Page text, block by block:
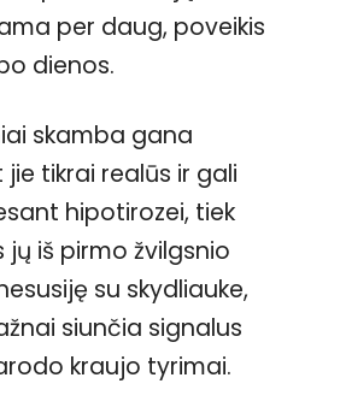
per daug, poveikis
dienos.
skamba gana
tikrai realūs ir gali
hipotirozei, tiek
jų iš pirmo žvilgsnio
su skydliauke,
siunčia signalus
kraujo tyrimai.